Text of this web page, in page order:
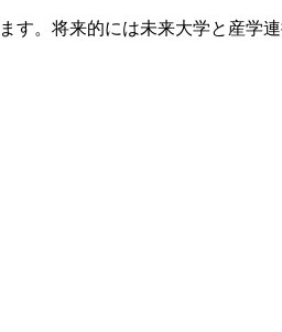
。将来的には未来大学と産学